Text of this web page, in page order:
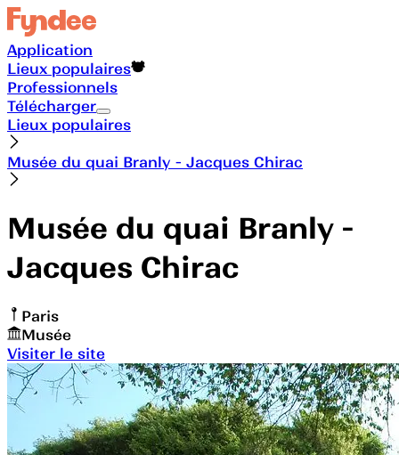
Application
Lieux populaires
Professionnels
Télécharger
Lieux populaires
Musée du quai Branly - Jacques Chirac
Musée du quai Branly -
Jacques Chirac
Paris
Musée
Visiter le site